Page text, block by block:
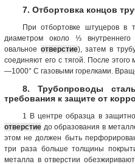
7. Отбортовка концов
При отбортовке штуцеров в
диаметром около ⅓
овальное отверстие), затем в
соединяют его с тягой. После
—1000° С газовыми горелками.
8. Трубопроводы
требования к защите от
1 В центре образца в
отверстие до образования в
этом не должен быть
три раза больше толщины
металла в отверстии